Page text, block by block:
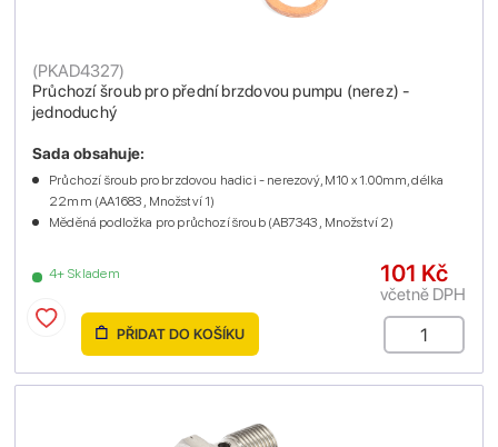
Průchozí šroub pro přední brzdovou pumpu (nerez) -
jednoduchý
(PKAD4327)
4+ Skladem
Sada obsahuje:
Průchozí šroub pro brzdovou hadici - nerezový, M10 x 1.00mm, délka
22mm (AA1683 , Množství 1)
Měděná podložka pro průchozí šroub (AB7343 , Množství 2)
101 Kč
včetně DPH
PŘIDAT DO KOŠÍKU